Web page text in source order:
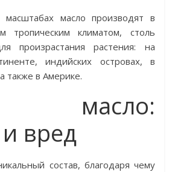
масло производят в
тропическим климатом, столь
произрастания растения: на
индийских островах, в
также в Америке.
масло:
вред
состав, благодаря чему